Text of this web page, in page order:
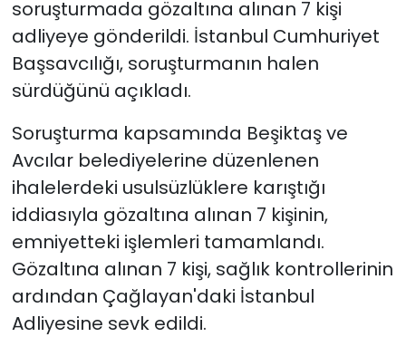
soruşturmada gözaltına alınan 7 kişi
adliyeye gönderildi. İstanbul Cumhuriyet
Başsavcılığı, soruşturmanın halen
sürdüğünü açıkladı.
Soruşturma kapsamında Beşiktaş ve
Avcılar belediyelerine düzenlenen
ihalelerdeki usulsüzlüklere karıştığı
iddiasıyla gözaltına alınan 7 kişinin,
emniyetteki işlemleri tamamlandı.
Gözaltına alınan 7 kişi, sağlık kontrollerinin
ardından Çağlayan'daki İstanbul
Adliyesine sevk edildi.